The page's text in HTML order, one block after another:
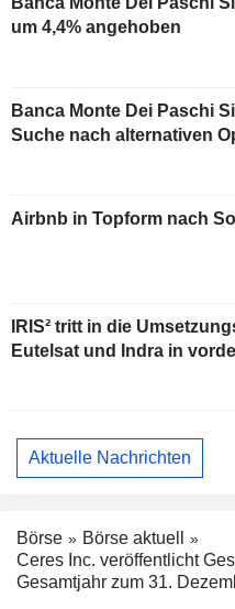
um 4,4% angehoben
Banca Monte Dei Paschi
Suche nach alternativen
Airbnb in Topform nach
IRIS² tritt in die
Eutelsat und Indra in
Aktuelle Nachrichten
Börse
Börse aktuell
Ceres Inc. veröffentlicht
Gesamtjahr zum 31.